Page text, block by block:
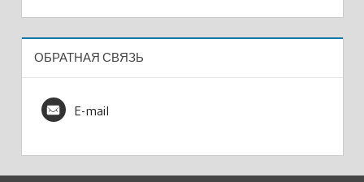
ОБРАТНАЯ СВЯЗЬ
E-mail